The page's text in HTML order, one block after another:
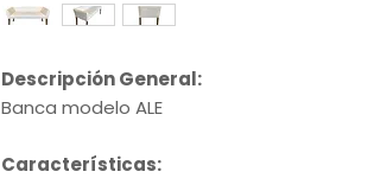
Descripción General:
Banca modelo ALE
Características: